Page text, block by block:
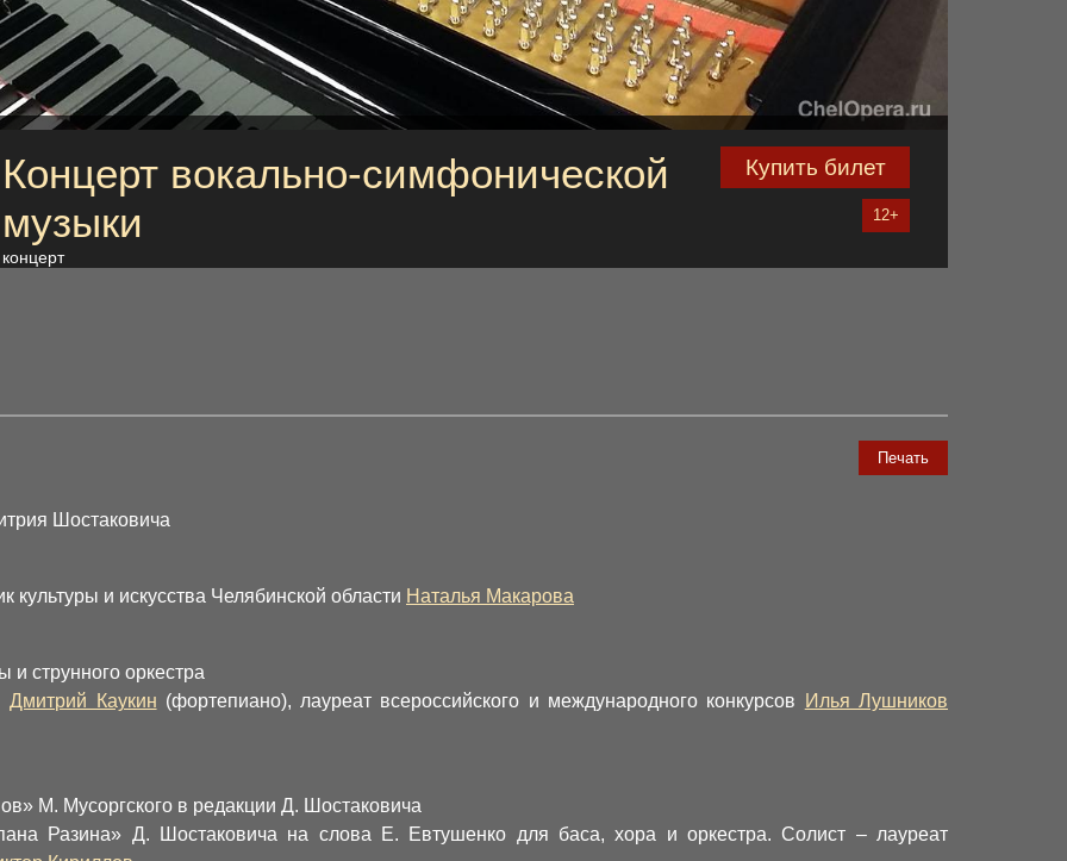
Купить билет
12+
Концерт вокально-симфонической
музыки
концерт
Печать
Шостаковича
культуры и искусства Челябинской области Наталья Макарова
струнного оркестра
Дмитрий Каукин (фортепиано), лауреат всероссийского и международного конкурсов Илья Лушников
М. Мусоргского в редакции Д. Шостаковича
Разина» Д. Шостаковича на слова Е. Евтушенко для баса, хора и оркестра. Солист – лауреат